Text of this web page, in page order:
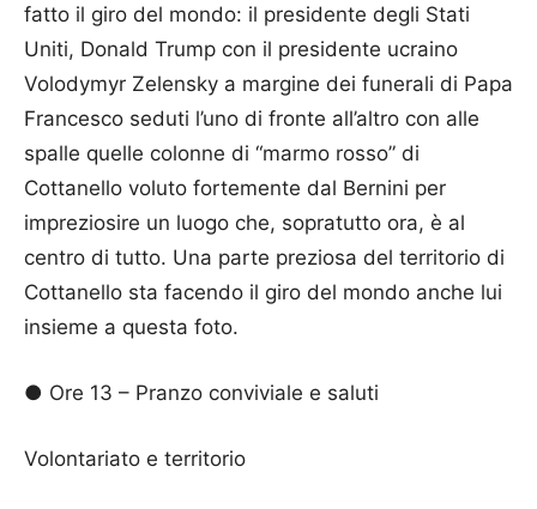
fatto il giro del mondo: il presidente degli Stati
Uniti, Donald Trump con il presidente ucraino
Volodymyr Zelensky a margine dei funerali di Papa
Francesco seduti l’uno di fronte all’altro con alle
spalle quelle colonne di “marmo rosso” di
Cottanello voluto fortemente dal Bernini per
impreziosire un luogo che, sopratutto ora, è al
centro di tutto. Una parte preziosa del territorio di
Cottanello sta facendo il giro del mondo anche lui
insieme a questa foto.
● Ore 13 – Pranzo conviviale e saluti
Volontariato e territorio